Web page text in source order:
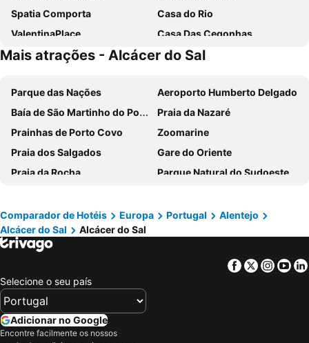
Spatia Comporta
Casa do Rio
ValentinaPlace
Casa Das Cegonhas
A Cegonha
Alcácer 4Ever
Mais atrações - Alcácer do Sal
Parque das Nações
Aeroporto Humberto Delgado
Baía de São Martinho do Porto
Praia da Nazaré
Prainhas de Porto Covo
Zoomarine
Praia dos Salgados
Gare do Oriente
Praia da Rocha
Parque Natural do Sudoeste Alentejano e Costa Vicentina
Melides
Baleal
Portinho da Arrábida
Barragem do Alqueva
Praia da Consolação
Praia da Comporta
Badoca Safari Park
Jardim Zoológico de Lisboa
Comparador de Hotéis Europa Portugal
Alentejo
Alcácer do Sal
Alcácer do Sal
Facebook
Twitter
Selecione o seu país
Adicionar no Google
Encontre facilmente os nossos